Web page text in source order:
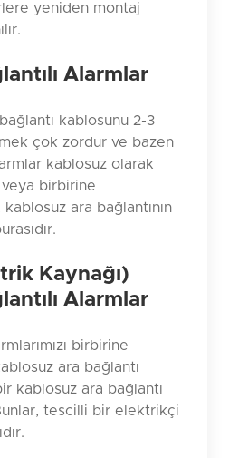
yeniden montaj
Alarmlar
kablosunu 2-3
çok zordur ve bazen
kablosuz olarak
birbirine
ara bağlantının
Kaynağı)
Alarmlar
birbirine
ara bağlantı
kablosuz ara bağlantı
tescilli bir elektrikçi